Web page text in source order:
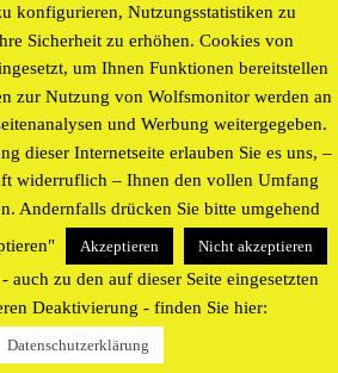
13 14 15
16
20 21 22
23
27 28 29
30
WordPresstheme byWP Blogs
konfigurieren, Nutzungsstatistiken zu
Sicherheit zu erhöhen. Cookies von
um Ihnen Funktionen bereitstellen
zur Nutzung von Wolfsmonitor werden an
und Werbung weitergegeben.
dieser Internetseite erlauben Sie es uns, –
widerruflich – Ihnen den vollen Umfang
Andernfalls drücken Sie bitte umgehend
Akzeptieren Nicht akzeptieren
auch zu den auf dieser Seite eingesetzten
Deaktivierung - finden Sie hier:
Datenschutzerklärung